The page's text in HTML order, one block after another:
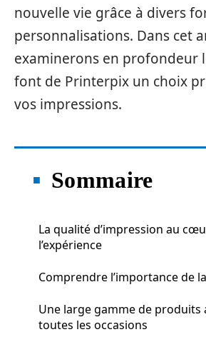
nouvelle vie grâce à divers
personnalisations. Dans cet
examinerons en profondeur
font de Printerpix un choix
vos impressions.
Sommaire
La qualité d’impression au
l’expérience
Comprendre l’importance de
Une large gamme de produits
toutes les occasions